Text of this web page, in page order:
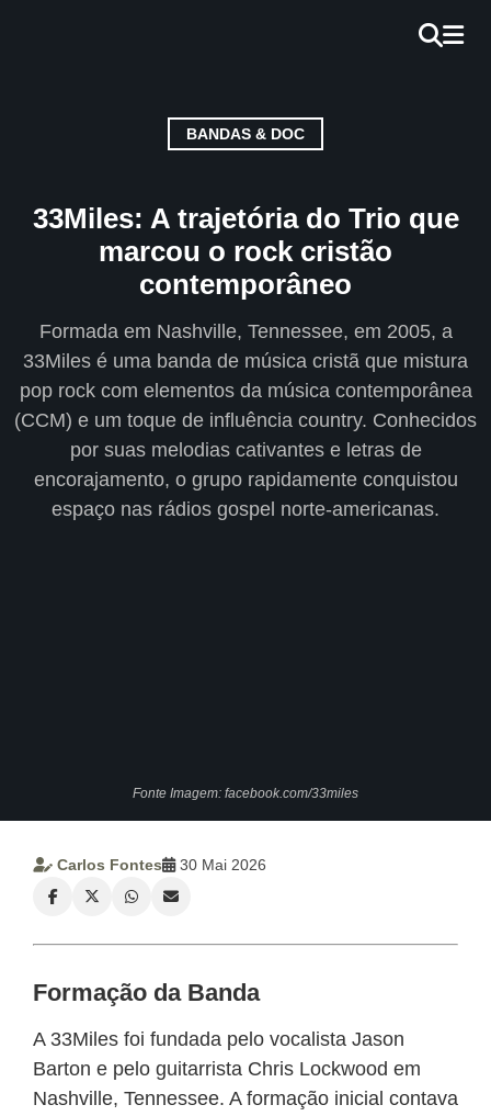
EBOOK
GRÁTIS
COVER
VÍDEO
HINOS
CRISTÃOS
DA
HARPA
LISTAS
APP
WINDOWS
BANDAS & DOC
33Miles: A trajetória do Trio que
marcou o rock cristão
contemporâneo
Formada em Nashville, Tennessee, em 2005, a
33Miles é uma banda de música cristã que mistura
pop rock com elementos da música contemporânea
(CCM) e um toque de influência country. Conhecidos
por suas melodias cativantes e letras de
encorajamento, o grupo rapidamente conquistou
espaço nas rádios gospel norte-americanas.
Fonte Imagem: facebook.com/33miles
Carlos Fontes 30 Mai 2026
Formação da Banda
A 33Miles foi fundada pelo vocalista Jason
Barton e pelo guitarrista Chris Lockwood em
Nashville, Tennessee. A formação inicial contava